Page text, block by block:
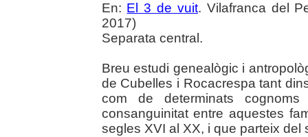
En: El 3 de vuit. Vilafranca del
2017)
Separata central.
Breu estudi genealògic i
de Cubelles i Rocacrespa tant
com de determinats
consanguinitat entre aquestes
segles XVI al XX, i que parteix del